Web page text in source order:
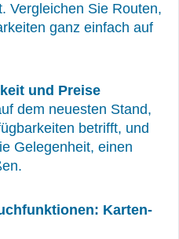
Vergleichen Sie Routen,
ganz einfach auf
und Preise
dem neuesten Stand,
betrifft, und
Gelegenheit, einen
Karten-